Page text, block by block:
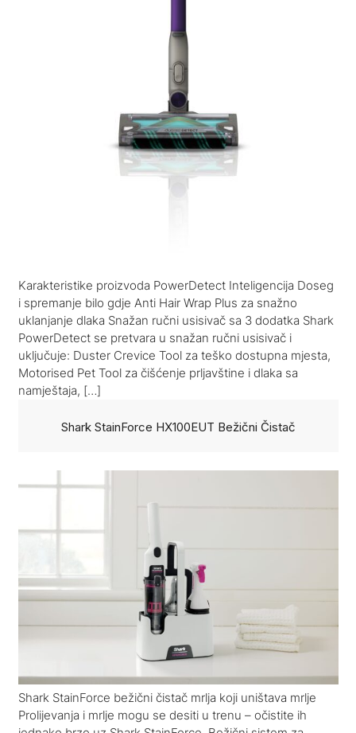
Karakteristike proizvoda PowerDetect Inteligencija Doseg
i spremanje bilo gdje Anti Hair Wrap Plus za snažno
uklanjanje dlaka Snažan ručni usisivač sa 3 dodatka Shark
PowerDetect se pretvara u snažan ručni usisivač i
uključuje: Duster Crevice Tool za teško dostupna mjesta,
Motorised Pet Tool za čišćenje prljavštine i dlaka sa
namještaja, […]
Shark StainForce HX100EUT Bežični Čistač
Shark StainForce bežični čistač mrlja koji uništava mrlje
Prolijevanja i mrlje mogu se desiti u trenu – očistite ih